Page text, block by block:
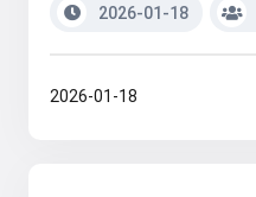
2026-01-18
2026-01-18